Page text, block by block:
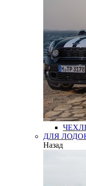
ДЛЯ
Назад